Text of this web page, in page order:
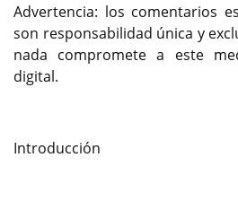
Advertencia: los comentarios
son responsabilidad única y
nada compromete a este
digital.
Introducción